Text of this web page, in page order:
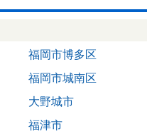
福岡市博多区
福岡市城南区
大野城市
福津市